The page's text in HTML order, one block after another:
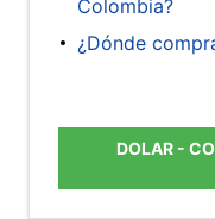
Colombia?
¿Dónde
DOLAR -